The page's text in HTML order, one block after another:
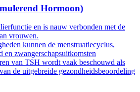
Hormoon)
en is nauw verbonden met de
vrouwen.
kunnen de menstruatiecyclus,
en zwangerschapsuitkomsten
van TSH wordt vaak beschouwd als
de uitgebreide gezondheidsbeoordeling